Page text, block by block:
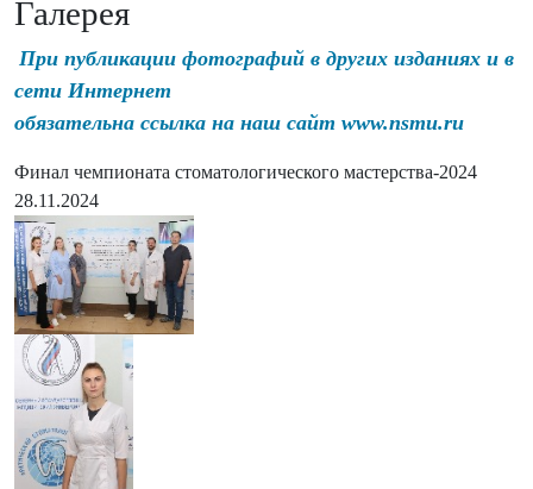
Галерея
При публикации фотографий в других изданиях и в
сети Интернет
обязательна ссылка на наш сайт www.nsmu.ru
Финал чемпионата стоматологического мастерства-2024
28.11.2024